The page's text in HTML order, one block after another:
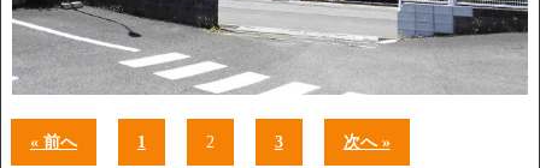
« 前へ 1 2 3 次へ »